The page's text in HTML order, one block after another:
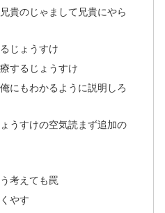
貴のじゃまして兄貴にやら
じょうすけ
するじょうすけ
にもわかるように説明しろ
うすけの空気読まず追加の
考えても罠
やす